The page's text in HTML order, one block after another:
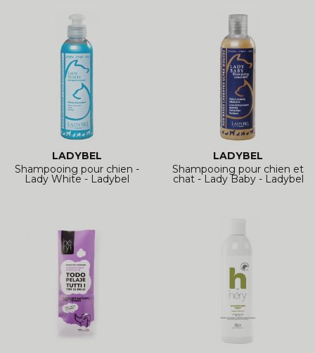
LADYBEL
Shampooing pour chien -
Lady White - Ladybel
LADYBEL
Shampooing pour chien et
chat - Lady Baby - Ladybel